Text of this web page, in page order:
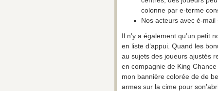
colonne par e-terme
Nos acteurs avec é-
Il n’y a également qu’un petit
en liste d’appui. Quand les
au sujets des joueurs ajustés
en compagnie de King
mon bannière colorée de de
armes sur la cime pour